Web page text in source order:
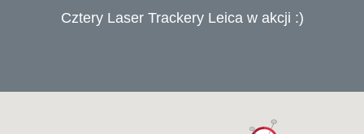
Cztery Laser Trackery Leica w akcji :)